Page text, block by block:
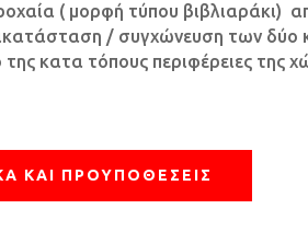
( μορφή τύπου βιβλιαράκι)
/ συγχώνευση των δύο
κατα τόπους περιφέρειες της
ΚΑΙ ΠΡΟΥΠΟΘΕΣΕΙΣ